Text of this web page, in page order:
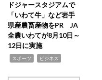
ドジャースタジアムで
「いわて牛」など岩手
県産農畜産物をPR JA
全農いわてが8月10日～
12日に実施
スポーツ ビジネス